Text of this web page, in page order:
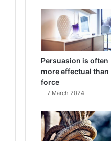
Persuasion is often
more effectual than
force
7 March 2024